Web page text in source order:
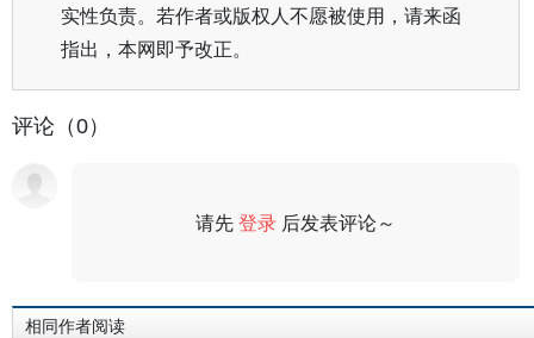
实性负责。若作者或版权人不愿被使用，请来函
指出，本网即予改正。
评论（0）
请先登录 后发表评论～
相同作者阅读